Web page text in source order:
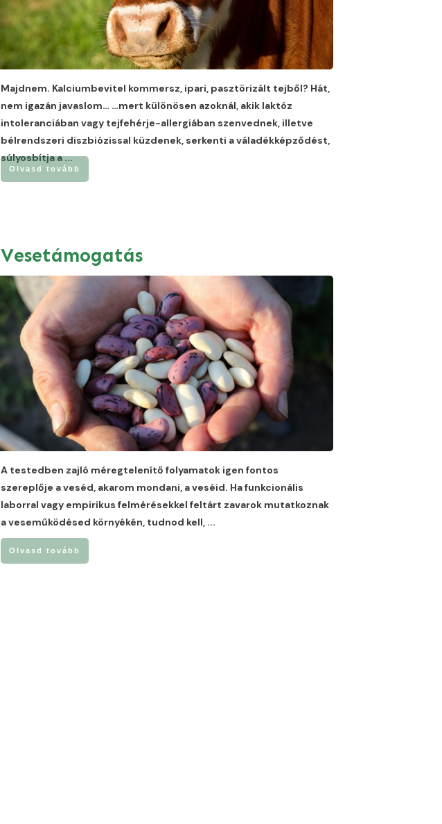
Majdnem. Kalciumbevitel kommersz, ipari, pasztörizált tejből? Hát,
nem igazán javaslom… …mert különösen azoknál, akik laktóz
intoleranciában vagy tejfehérje-allergiában szenvednek, illetve
bélrendszeri diszbiózissal küzdenek, serkenti a váladékképződést,
súlyosbítja a...
Olvasd tovább
Vesetámogatás
A testedben zajló méregtelenítő folyamatok igen fontos
szereplője a veséd, akarom mondani, a veséid. Ha funkcionális
laborral vagy empirikus felmérésekkel feltárt zavarok mutatkoznak
a veseműködésed környékén, tudnod kell, ...
Olvasd tovább